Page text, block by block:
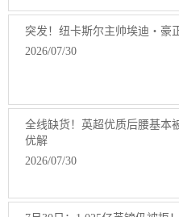
突发！纽卡斯尔主帅埃迪・豪
2026/07/30
全线缺货！英超优质后腰基本
优解
2026/07/30